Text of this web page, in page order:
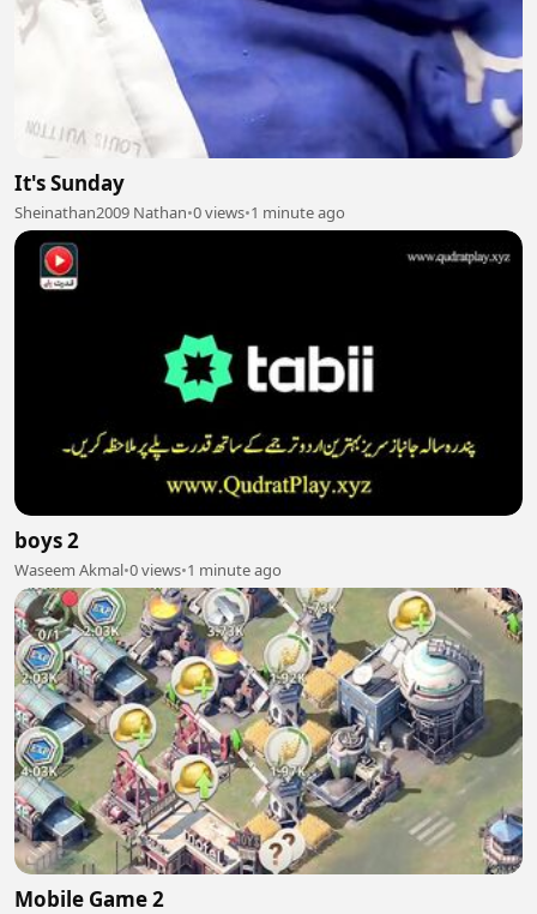
It's Sunday
Sheinathan2009 Nathan•0 views•1 minute ago
boys 2
Waseem Akmal•0 views•1 minute ago
Mobile Game 2